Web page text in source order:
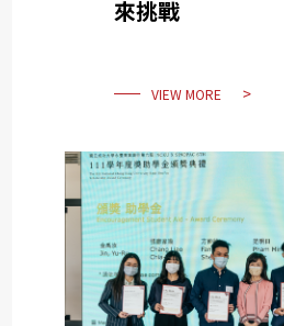
來挑戰
VIEW MORE